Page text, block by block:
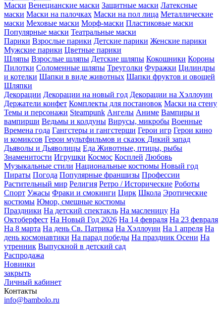
Маски Венецианские маски Защитные маски Латексные
маски Маски на палочках Маски на пол лица Металлические
маски Меховые маски Морф-маски Пластиковые маски
Популярные маски Театральные маски
Парики Взрослые парики Детские парики Женские парики
Мужские парики Цветные парики
Шляпы Взрослые шляпы Детские шляпы Кокошники Короны
Пилотки Соломенные шляпы Треуголки Фуражки Цилиндры
и котелки Шапки в виде животных Шапки фруктов и овощей
Шляпки
Декорации Декорации на новый год Декорации на Хэллоуин
Держатели конфет Комплекты для постановок Маски на стену
Темы и персонажи Steampunk Ангелы Аниме Вампиры и
вампирши Ведьмы и колдуны Вирусы, микробы Военные
Времена года Гангстеры и гангстерши Герои игр Герои кино
и комиксов Герои мультфильмов и сказок Дикий запад
Дьяволы и Дьяволицы Еда Животные, птицы, рыбы
Знаменитости Игрушки Космос Косплей Любовь
Музыкальные стили Национальные костюмы Новый год
Пираты Погода Популярные франшизы Профессии
Растительный мир Религия Ретро / Исторические Роботы
Спорт Ужасы Фраки и смокинги Цирк Школа Эротические
костюмы Юмор, смешные костюмы
Праздники На детский спектакль На масленицу На
Октоберфест На Новый Год 2026 На 14 февраля На 23 февраля
На 8 марта На день Св. Патрика На Хэллоуин На 1 апреля На
день космонавтики На парад победы На праздник Осени На
утренник Выпускной в детский сад
Распродажа
Новинки
закрыть
Личный кабинет
Контакты
info@bambolo.ru